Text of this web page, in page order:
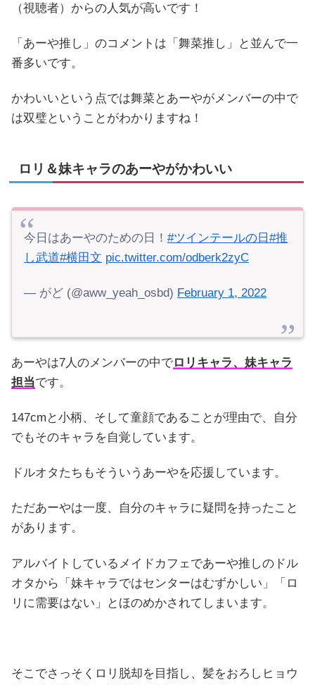
（視聴者）からの人気が高いです！
「あーや推し」のコメントは「舞菜推し」と並んで一
番多いです。
かわいいという点では舞菜とあーやがメンバーの中で
は双璧ということがわかりますね！
ロリ＆妹キャラのあーやがかわいい
今日はあーやのための日！ #ツインテールの日 #推
し武道#横田文 pic.twitter.com/odberk2zyC
— がど (@aww_yeah_osbd) February 1, 2022
あーやは7人のメンバーの中でロリキャラ、妹キャラ
担当です。
147cmと小柄、そして童顔であることが理由で、自分
でもそのキャラを自覚しています。
ドルオタたちもそういうあーやを応援しています。
ただあーやは一度、自分のキャラに疑問を持ったこと
があります。
アルバイトしているメイドカフェであーや推しのドル
オタから「妹キャラではセンターはむずかしい」「ロ
リに需要はない」とほのめかされてしまいます。
そこでさっそくロリ脱却を目指し、髪をおろしヒョウ